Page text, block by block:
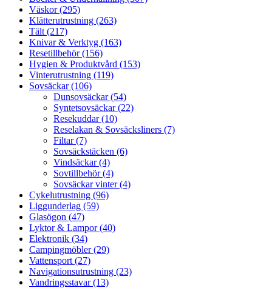
Väskor (295)
Klätterutrustning (263)
Tält (217)
Knivar & Verktyg (163)
Resetillbehör (156)
Hygien & Produktvård (153)
Vinterutrustning (119)
Sovsäckar (106)
Dunsovsäckar (54)
Syntetsovsäckar (22)
Resekuddar (10)
Reselakan & Sovsäcksliners (7)
Filtar (7)
Sovsäckstäcken (6)
Vindsäckar (4)
Sovtillbehör (4)
Sovsäckar vinter (4)
Cykelutrustning (96)
Liggunderlag (59)
Glasögon (47)
Lyktor & Lampor (40)
Elektronik (34)
Campingmöbler (29)
Vattensport (27)
Navigationsutrustning (23)
Vandringsstavar (13)